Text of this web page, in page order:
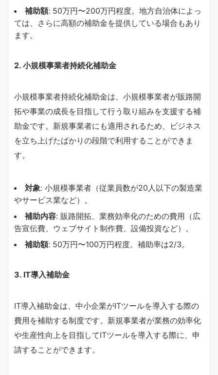
補助額: 50万円〜200万円程度。地方自治体によっ
ては、さらに高額の補助金を提供している場合もあり
ます。
2. 小規模事業者持続化補助金
小規模事業者持続化補助金は、小規模事業者が販路開
拓や事業の成長を目指して行う取り組みを支援する補
助金です。新規事業者にも適用されるため、ビジネス
を立ち上げたばかりの段階で利用することができま
す。
対象: 小規模事業者（従業員数が20人以下の製造業
やサービス業など）。
補助内容: 販路開拓、業務効率化のための費用（広
告宣伝費、ウェブサイト制作費、設備投資など）。
補助額: 50万円〜100万円程度。補助率は2/3。
3. IT導入補助金
IT導入補助金は、中小企業がITツールを導入する際の
費用を補助する制度です。新規事業者が業務の効率化
や生産性向上を目指してITツールを導入する際に、申
請することができます。